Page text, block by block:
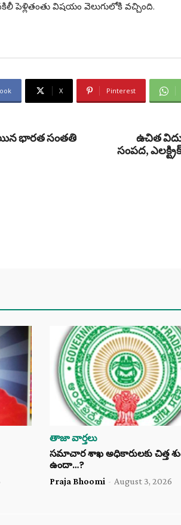
విషయం వెలుగులోకి వచ్చింది.
X Pinterest
భారత సంతతి
ఉచిత
సంపద,
తాజా వార్తలు
సమాచార శాఖ అధికారులకు చిత్త
ఉందా…?
Praja Bhoomi - August 3, 2026